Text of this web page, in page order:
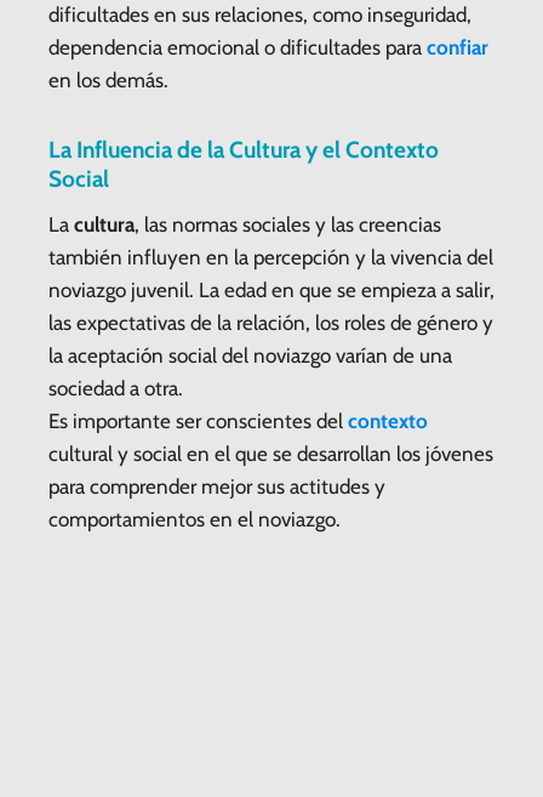
dificultades en sus relaciones, como inseguridad,
dependencia emocional o dificultades para confiar
en los demás.
La Influencia de la Cultura y el Contexto
Social
La cultura, las normas sociales y las creencias
también influyen en la percepción y la vivencia del
noviazgo juvenil. La edad en que se empieza a salir,
las expectativas de la relación, los roles de género y
la aceptación social del noviazgo varían de una
sociedad a otra.
Es importante ser conscientes del contexto
cultural y social en el que se desarrollan los jóvenes
para comprender mejor sus actitudes y
comportamientos en el noviazgo.